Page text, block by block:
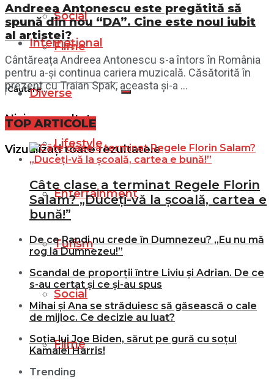
Social
Filme
Nici un rezultat
Vizualizați toate rezultatele
Internațional
Diverse
Lifestyle
Entertainment
Turism
Social
Filme
Andreea Antonescu este pregătită să
spună din nou “DA”. Cine este noul iubit
al artistei?
Cântăreața Andreea Antonescu s-a întors în România
pentru a-și continua cariera muzicală. Căsătorită în
prezent cu Traian Spak, aceasta și-a ...
TOP ARTICOLE
Câte clase a terminat Regele Florin
Salam? „Duceți-vă la școală, cartea e
bună!”
De ce Randi nu crede în Dumnezeu? „Eu nu mă
rog la Dumnezeu!”
Scandal de proporții între Liviu și Adrian. De ce
s-au certat și ce și-au spus
Mihai și Ana se străduiesc să găsească o cale
de mijloc. Ce decizie au luat?
Soția lui Joe Biden, sărut pe gură cu soțul
Kamalei Harris!
Trending